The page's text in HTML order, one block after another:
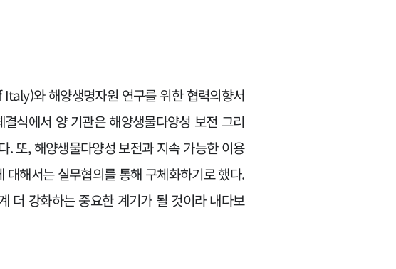
와 해양생명자원 연구를 위한 협력의향서
식에서 양 기관은 해양생물다양성 보전 그리
. 또, 해양생물다양성 보전과 지속 가능한 이용
해서는 실무협의를 통해 구체화하기로 했다.
더 강화하는 중요한 계기가 될 것이라 내다보